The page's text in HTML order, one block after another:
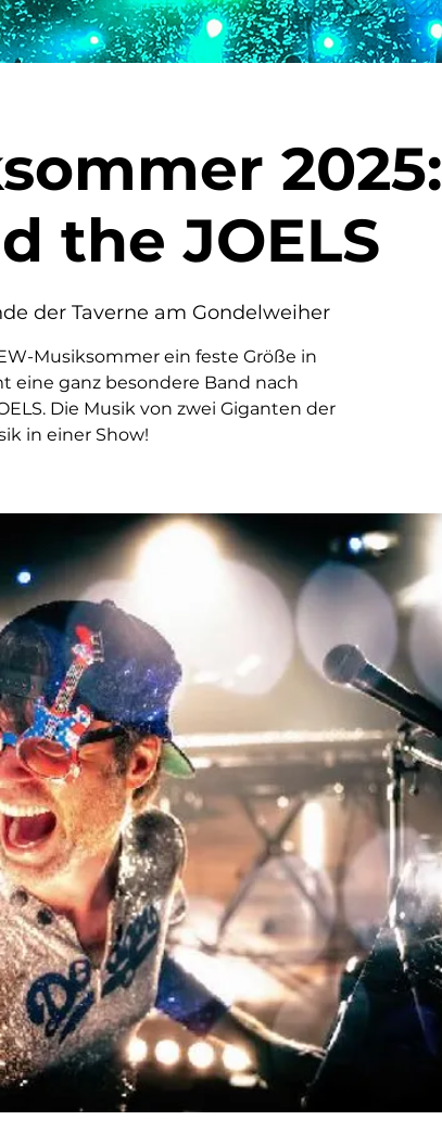
2025:
the JOELS
der Taverne am Gondelweiher
Musiksommer ein feste Größe in
eine ganz besondere Band nach
Die Musik von zwei Giganten der
in einer Show!